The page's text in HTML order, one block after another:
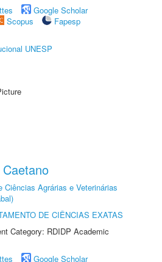
Google Scholar
Scopus
Fapesp
UNESP
Ciências Agrárias e Veterinárias
DE CIÊNCIAS EXATAS
Category: RDIDP Academic
Google Scholar